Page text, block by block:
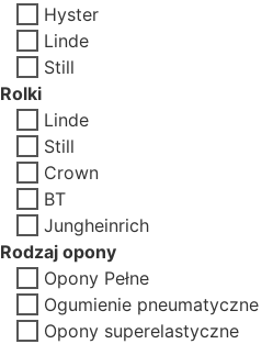
Hyster
Linde
Still
Rolki
Linde
Still
Crown
BT
Jungheinrich
Rodzaj opony
Opony Pełne
Ogumienie pneumatyczne
Opony superelastyczne